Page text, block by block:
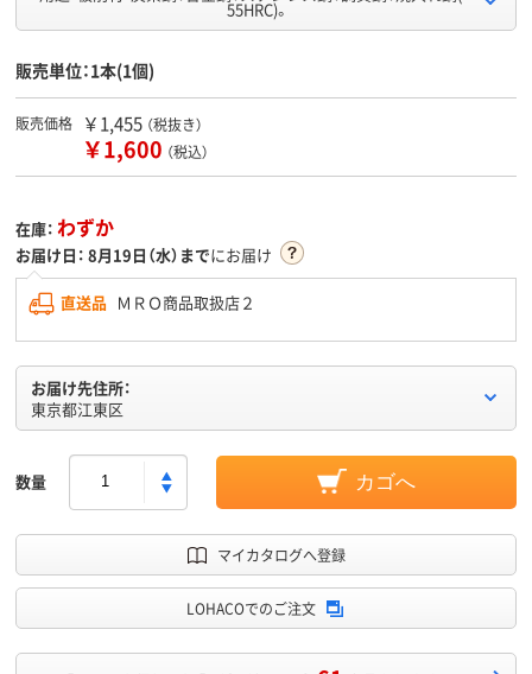
55HRC)。
販売単位：1本(1個)
販売価格 ￥1,455 （税抜き）
￥1,600 （税込）
在庫： わずか
お届け日： 8月19日（水）までにお届け
直送品 ＭＲＯ商品取扱店２
お届け先住所：
東京都江東区
数量 カゴへ
マイカタログへ登録
LOHACOでのご注文